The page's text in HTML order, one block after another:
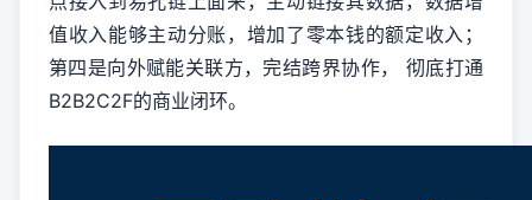
值收入能够主动分账，增加了零本钱的额定收入；
第四是向外赋能关联方，完结跨界协作， 彻底打通
B2B2C2F的商业闭环。